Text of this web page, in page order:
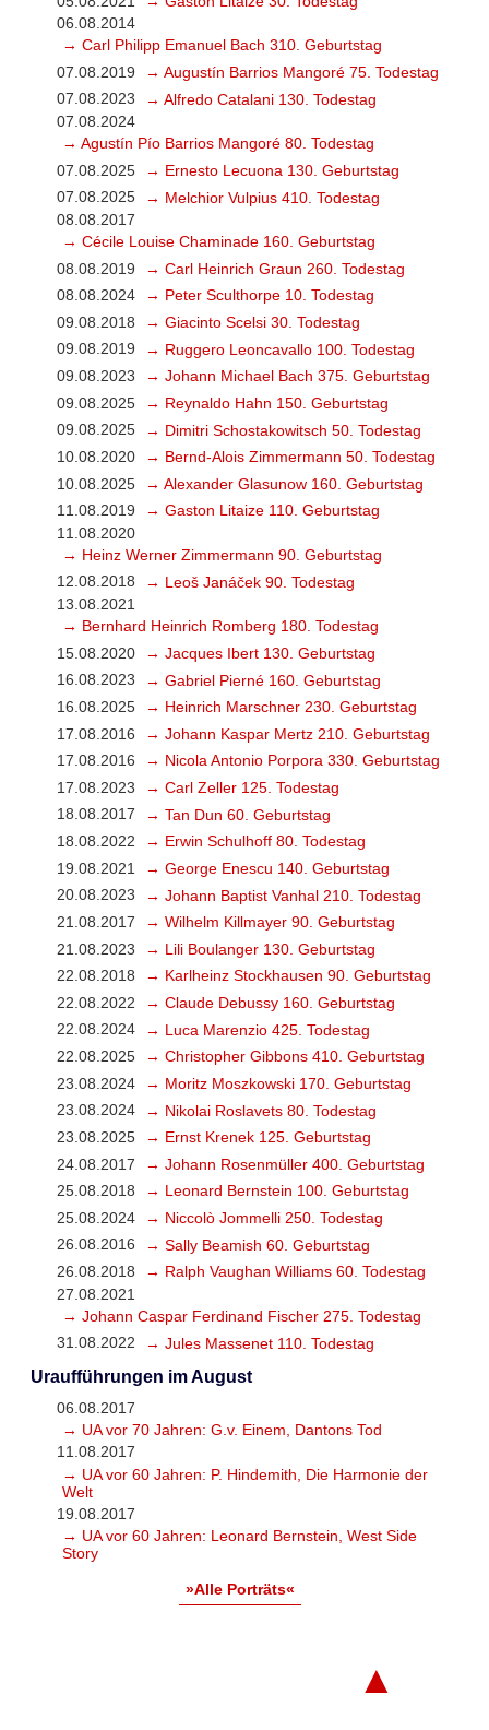
06.08.2014
→ Carl Philipp Emanuel Bach 310. Geburtstag
07.08.2019
→ Augustín Barrios Mangoré 75. Todestag
07.08.2023
→ Alfredo Catalani 130. Todestag
07.08.2024
→ Agustín Pío Barrios Mangoré 80. Todestag
07.08.2025
→ Ernesto Lecuona 130. Geburtstag
07.08.2025
→ Melchior Vulpius 410. Todestag
08.08.2017
→ Cécile Louise Chaminade 160. Geburtstag
08.08.2019
→ Carl Heinrich Graun 260. Todestag
08.08.2024
→ Peter Sculthorpe 10. Todestag
09.08.2018
→ Giacinto Scelsi 30. Todestag
09.08.2019
→ Ruggero Leoncavallo 100. Todestag
09.08.2023
→ Johann Michael Bach 375. Geburtstag
09.08.2025
→ Reynaldo Hahn 150. Geburtstag
09.08.2025
→ Dimitri Schostakowitsch 50. Todestag
10.08.2020
→ Bernd-Alois Zimmermann 50. Todestag
10.08.2025
→ Alexander Glasunow 160. Geburtstag
11.08.2019
→ Gaston Litaize 110. Geburtstag
11.08.2020
→ Heinz Werner Zimmermann 90. Geburtstag
12.08.2018
→ Leoš Janáček 90. Todestag
13.08.2021
→ Bernhard Heinrich Romberg 180. Todestag
15.08.2020
→ Jacques Ibert 130. Geburtstag
16.08.2023
→ Gabriel Pierné 160. Geburtstag
16.08.2025
→ Heinrich Marschner 230. Geburtstag
17.08.2016
→ Johann Kaspar Mertz 210. Geburtstag
17.08.2016
→ Nicola Antonio Porpora 330. Geburtstag
17.08.2023
→ Carl Zeller 125. Todestag
18.08.2017
→ Tan Dun 60. Geburtstag
18.08.2022
→ Erwin Schulhoff 80. Todestag
19.08.2021
→ George Enescu 140. Geburtstag
20.08.2023
→ Johann Baptist Vanhal 210. Todestag
21.08.2017
→ Wilhelm Killmayer 90. Geburtstag
21.08.2023
→ Lili Boulanger 130. Geburtstag
22.08.2018
→ Karlheinz Stockhausen 90. Geburtstag
22.08.2022
→ Claude Debussy 160. Geburtstag
22.08.2024
→ Luca Marenzio 425. Todestag
22.08.2025
→ Christopher Gibbons 410. Geburtstag
23.08.2024
→ Moritz Moszkowski 170. Geburtstag
23.08.2024
→ Nikolai Roslavets 80. Todestag
23.08.2025
→ Ernst Krenek 125. Geburtstag
24.08.2017
→ Johann Rosenmüller 400. Geburtstag
25.08.2018
→ Leonard Bernstein 100. Geburtstag
25.08.2024
→ Niccolò Jommelli 250. Todestag
26.08.2016
→ Sally Beamish 60. Geburtstag
26.08.2018
→ Ralph Vaughan Williams 60. Todestag
27.08.2021
→ Johann Caspar Ferdinand Fischer 275. Todestag
31.08.2022
→ Jules Massenet 110. Todestag
Uraufführungen im August
06.08.2017
→ UA vor 70 Jahren: G.v. Einem, Dantons Tod
11.08.2017
→ UA vor 60 Jahren: P. Hindemith, Die Harmonie der
Welt
19.08.2017
→ UA vor 60 Jahren: Leonard Bernstein, West Side
Story
»Alle Porträts«
▲